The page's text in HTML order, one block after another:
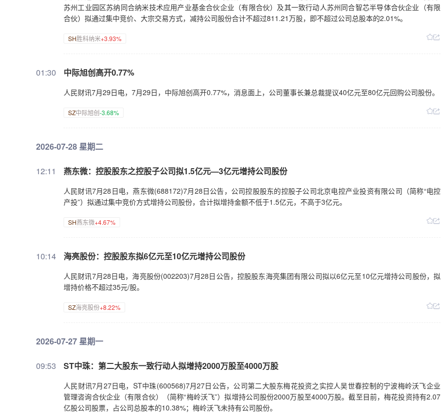
苏州工业园区苏纳同合纳米技术应用产业基金合伙企业（有限合伙）及其一致行动人苏州同合智芯半导体合伙企业（有限
合伙）拟通过集中竞价、大宗交易方式，减持公司股份合计不超过811.21万股，即不超过公司总股本的2.01%。
SH胜科纳米+3.93%
01:30 中际旭创高开0.77%
人民财讯7月29日电，7月29日，中际旭创高开0.77%，消息面上，公司董事长兼总裁提议40亿元至80亿元回购公司股份。
SZ中际旭创-3.68%
2026-07-28 星期二
12:11 燕东微：控股股东之控股子公司拟1.5亿元—3亿元增持公司股份
人民财讯7月28日电，燕东微(688172)7月28日公告，公司控股股东的控股子公司北京电控产业投资有限公司（简称“电控
产投”）拟通过集中竞价方式增持公司股份，合计拟增持金额不低于1.5亿元，不高于3亿元。
SH燕东微+4.67%
10:14 海亮股份：控股股东拟6亿元至10亿元增持公司股份
人民财讯7月28日电，海亮股份(002203)7月28日公告，控股股东海亮集团有限公司拟以6亿元至10亿元增持公司股份，拟
增持价格不超过35元/股。
SZ海亮股份+8.22%
2026-07-27 星期一
09:53 ST中珠：第二大股东一致行动人拟增持2000万股至4000万股
人民财讯7月27日电，ST中珠(600568)7月27日公告，公司第二大股东梅花投资之实控人吴世春控制的宁波梅岭沃飞企业
管理咨询合伙企业（有限合伙）（简称“梅岭沃飞”）拟增持公司股份2000万股至4000万股。截至目前，梅花投资持有2.07
亿股公司股票，占公司总股本的10.38%；梅岭沃飞未持有公司股份。